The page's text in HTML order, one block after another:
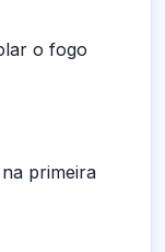
o fogo
primeira